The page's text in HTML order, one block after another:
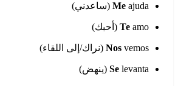
Me ajuda (ساعدني)
Te amo (أحبك)
Nos vemos (نراك/إلى اللقاء)
Se levanta (ينهض)